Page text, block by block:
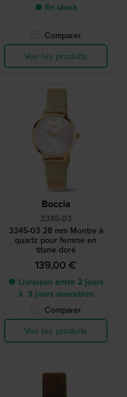
● En stock
Comparer
Voir les produits
Boccia
3345-03
3345-03 28 mm Montre à
quartz pour femme en
titane doré
139,00 €
● Livraison entre 2 jours
à 3 jours ouvrables
Comparer
Voir les produits